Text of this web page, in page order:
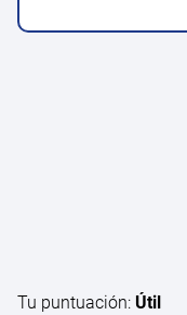
Tu puntuación: Útil